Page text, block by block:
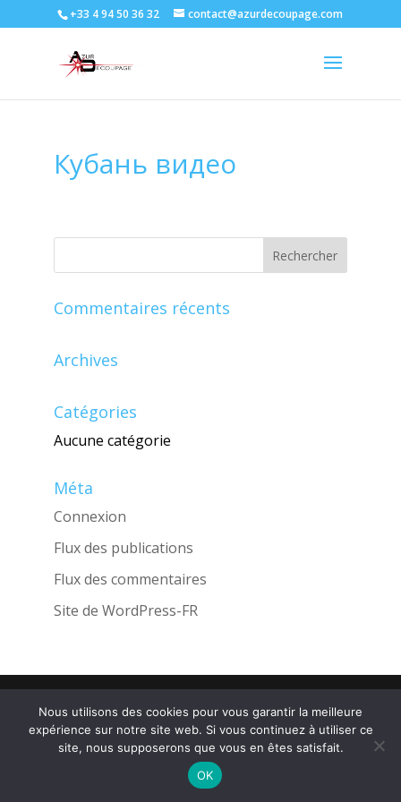
+33 4 94 50 36 32 contact@azurdecoupage.com
Кубань видео
Commentaires récents
Archives
Catégories
Aucune catégorie
Méta
Connexion
Flux des publications
Flux des commentaires
Site de WordPress-FR
Nous utilisons des cookies pour vous garantir la meilleure
expérience sur notre site web. Si vous continuez à utiliser ce
site, nous supposerons que vous en êtes satisfait.
OK